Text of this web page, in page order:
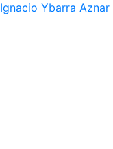
Ignacio Ybarra